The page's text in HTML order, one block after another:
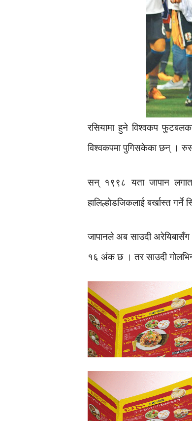
रसियामा हुने विश्वकप
विश्वकपमा पुगिसकेका छन् ।
सन् १९९८ यता जापान
हालिल्होडजिकलाई बर्खास्त गर्ने
जापानले अब साउदी
१६ अंक छ । तर साउदी